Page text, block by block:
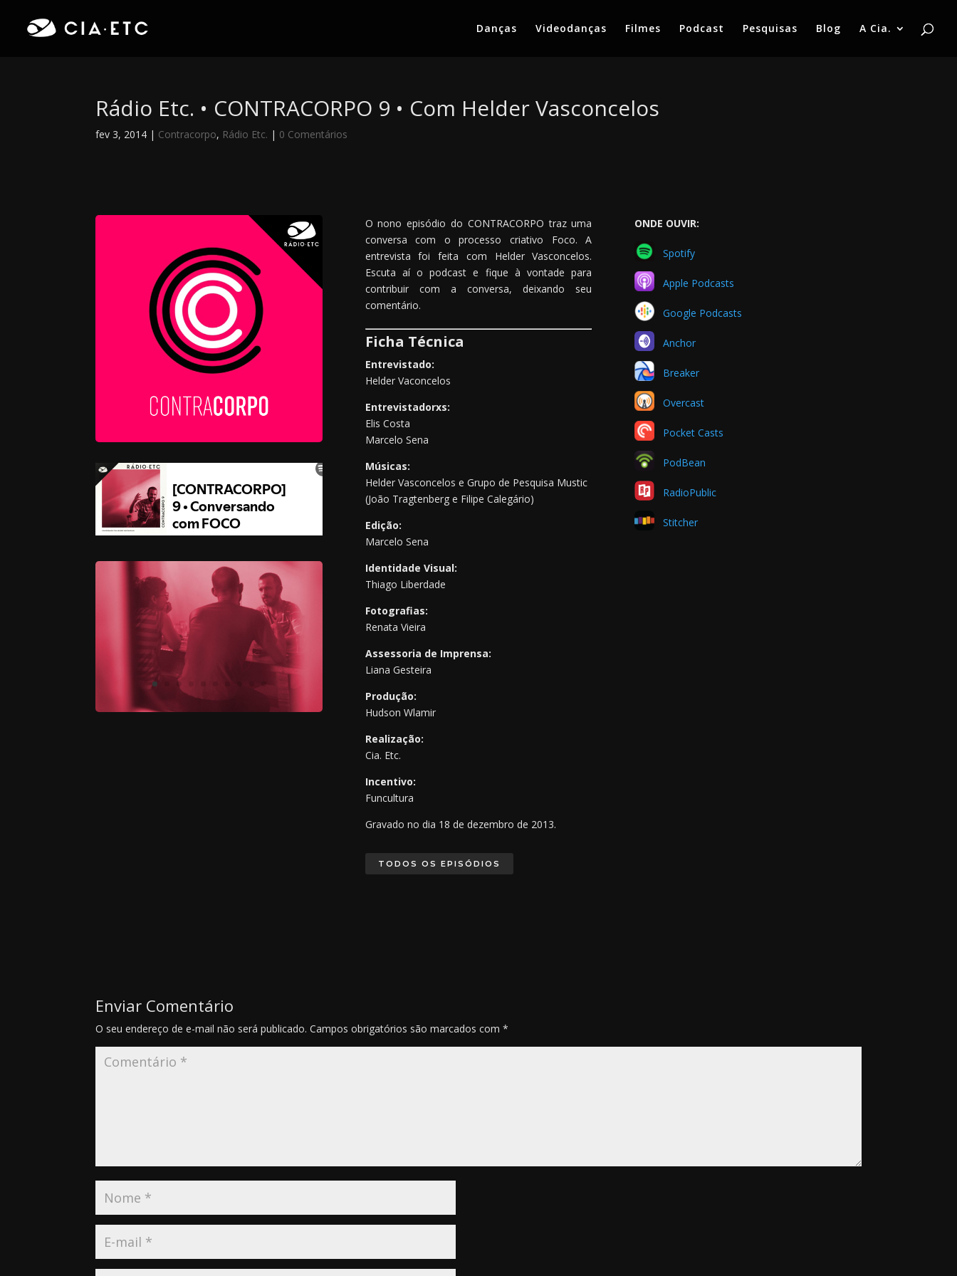
Danças Videodanças Filmes Podcast Pesquisas Blog A Cia.
Rádio Etc. • CONTRACORPO 9 • Com Helder Vasconcelos
fev 3, 2014 | Contracorpo, Rádio Etc. | 0 Comentários
O nono episódio do CONTRACORPO traz uma
conversa com o processo criativo Foco. A
entrevista foi feita com Helder Vasconcelos.
Escuta aí o podcast e fique à vontade para
contribuir com a conversa, deixando seu
comentário.
Ficha Técnica
Entrevistado:
Helder Vaconcelos
Entrevistadorxs:
Elis Costa
Marcelo Sena
Músicas:
Helder Vasconcelos e Grupo de Pesquisa Mustic
(João Tragtenberg e Filipe Calegário)
Edição:
Marcelo Sena
Identidade Visual:
Thiago Liberdade
Fotografias:
Renata Vieira
Assessoria de Imprensa:
Liana Gesteira
Produção:
Hudson Wlamir
Realização:
Cia. Etc.
Incentivo:
Funcultura
Gravado no dia 18 de dezembro de 2013.
TODOS OS EPISÓDIOS
ONDE OUVIR:
Spotify
Apple Podcasts
Google Podcasts
Anchor
Breaker
Overcast
Pocket Casts
PodBean
RadioPublic
Stitcher
Enviar Comentário
O seu endereço de e-mail não será publicado. Campos obrigatórios são marcados com*